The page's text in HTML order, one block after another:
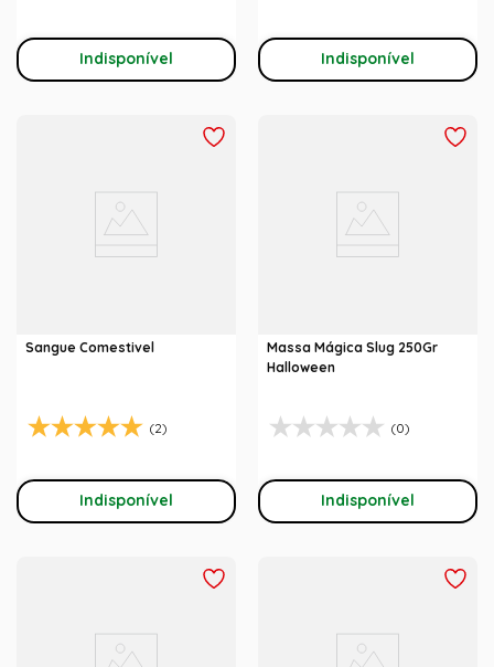
Indisponível Indisponível
Sangue Comestivel
(2)
Indisponível
Massa Mágica Slug 250Gr
Halloween
(0)
Indisponível